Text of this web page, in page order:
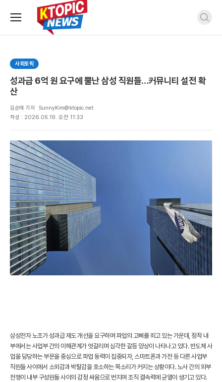
검
주
스
메
뉴
펼
치
기
사회토픽
성과급 6억 원 요구에 뿔난 삼성 직원들…커뮤니티 설전 확
산
김순애 기자
SunnyKim@ktopic.net
작성 : 2026.05.19. 오전 11:33
삼성전자 노조가 성과급 제도 개선을 요구하며 파업의 고삐를 죄고 있는 가운데, 정작 내
부에서는 사업부 간의 이해관계가 엇갈리며 심각한 갈등 양상이 나타나고 있다. 반도체 사
업을 담당하는 부문을 중심으로 파업 동력이 집중되자, 스마트폰과 가전 등 다른 사업부
직원들 사이에서 소외감과 박탈감을 호소하는 목소리가 커지는 상황이다. 노사 간의 외부
전쟁이 내부 구성원들 사이의 감정 싸움으로 번지며 조직 결속력에 균열이 생기고 있다.